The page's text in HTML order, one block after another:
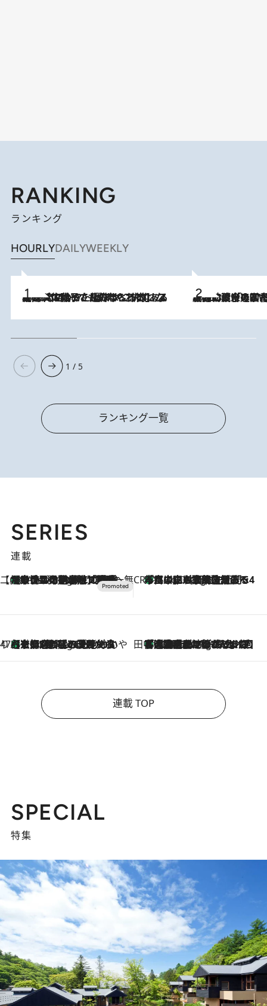
RANKING
ランキング
HOURLYDAILYWEEKLY
2026.8.5
【阿川佐和子さんの年とる力】なぜ70代で始めた趣味は“こんなに楽しい”のか？ ピアノ、俳句…スランプに陥っても続けられる“ある秘訣”とは 2026.8.3
慶應幼稚舎の図書室からテレビの世界に飛び込んだ阿川佐和子（72）
1 / 5
ランキング一覧
SERIES
連載
【CREA×星野リゾート】唯一無二。癒しと発見が待つ場所へ
3 Hours Ago
【トンボの足水浴】ヒノキの香りに包まれて涼感マックス！約13℃の湧水かけ流しを避暑地「星野温泉 トンボの湯」で体験 CREA'S CHOICE
5 Hours Ago
「立川にも歌舞伎があるんだよ」 片岡仁左衛門・市川中車ら豪華座組みで4年目の立川立飛歌舞伎へ
47都道府県の手みやげ ひんやりスイーツで夏を満喫
5 Hours Ago
【京都府】この夏絶対食べたい 冷やしておいしいおやつ3選 ひと口目から心を掴む新緑のテリーヌ 田中稲の勝手に再ブーム
10 Hours Ago
「湘南乃風に憧れて」観客大盛上がりの“タオル回し”に、ラッパー顔負けの高速歌唱まで…さだまさし（74）のアグレッシブすぎる現在地
連載 TOP
SPECIAL
特集